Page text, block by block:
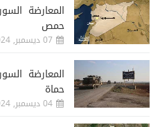
المعارضة
حمص
07 ديسمبر, 2024
المعارضة
حماة
04 ديسمبر, 2024